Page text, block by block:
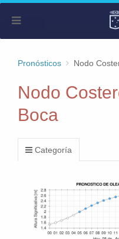
Pronósticos Nodo
Nodo
Boca
Categoría